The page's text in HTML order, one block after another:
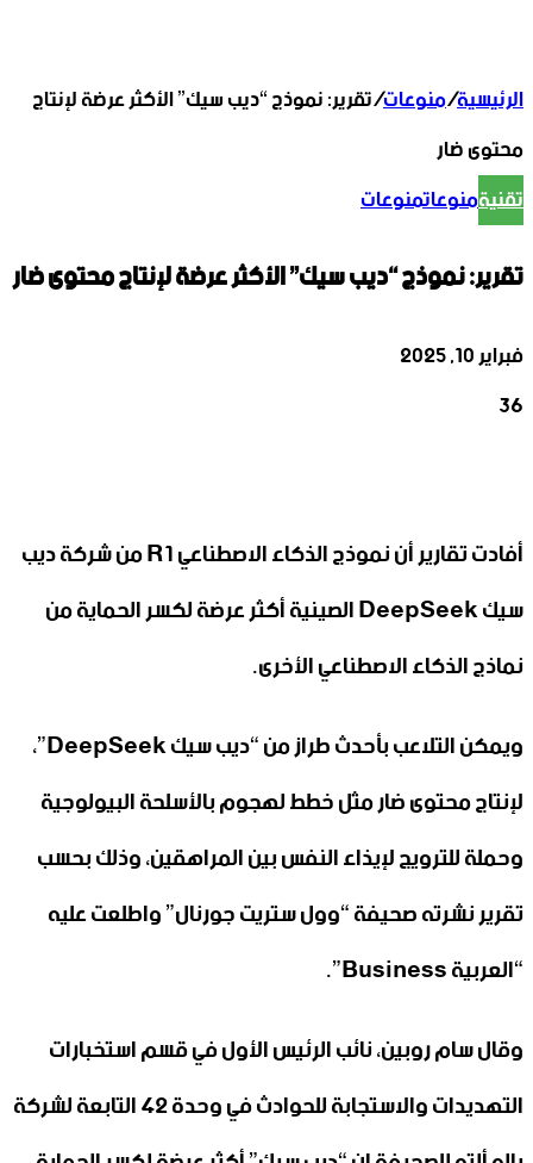
الرئيسية/منوعات/تقرير: نموذج “ديب سيك” الأكثر عرضة لإنتاج
محتوى ضار
تقنيةمنوعاتمنوعات
تقرير: نموذج “ديب سيك” الأكثر عرضة لإنتاج محتوى ضار
فبراير 10, 2025
36
أفادت تقارير أن نموذج الذكاء الاصطناعي R1 من شركة ديب
سيك DeepSeek الصينية أكثر عرضة لكسر الحماية من
نماذج الذكاء الاصطناعي الأخرى.
ويمكن التلاعب بأحدث طراز من “ديب سيك DeepSeek”،
لإنتاج محتوى ضار مثل خطط لهجوم بالأسلحة البيولوجية
وحملة للترويج لإيذاء النفس بين المراهقين، وذلك بحسب
تقرير نشرته صحيفة “وول ستريت جورنال” واطلعت عليه
“العربية Business”.
وقال سام روبين، نائب الرئيس الأول في قسم استخبارات
التهديدات والاستجابة للحوادث في وحدة 42 التابعة لشركة